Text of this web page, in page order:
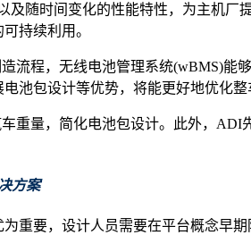
随时间变化的性能特性，为主机厂
持续利用。
程，无线电池管理系统(wBMS)能
池包设计等优势，将能更好地优化整
重量，简化电池包设计。此外，
方案
重要，设计人员需要在平台概念早期